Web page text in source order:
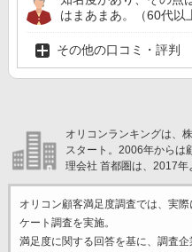
はまあまあ。（60代以
その他の口コミ・評判
オリコンランキングは、
スタート。2006年からは
理会社 首都圏は、2017年
オリコン顧客満足度調査では、実
ケート調査を実施。
満足度に関する回答を基に、調査企